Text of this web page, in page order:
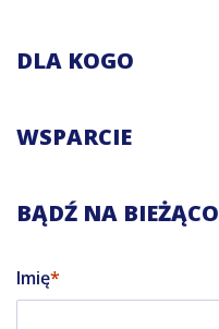
DLA KOGO
WSPARCIE
BĄDŹ NA BIEŻĄCO
Imię